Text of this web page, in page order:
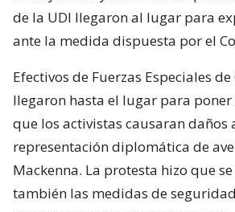
de la UDI llegaron al lugar para
ante la medida dispuesta por el
Efectivos de Fuerzas Especiales
llegaron hasta el lugar para
que los activistas causaran daños
representación diplomática de
Mackenna. La protesta hizo que
también las medidas de